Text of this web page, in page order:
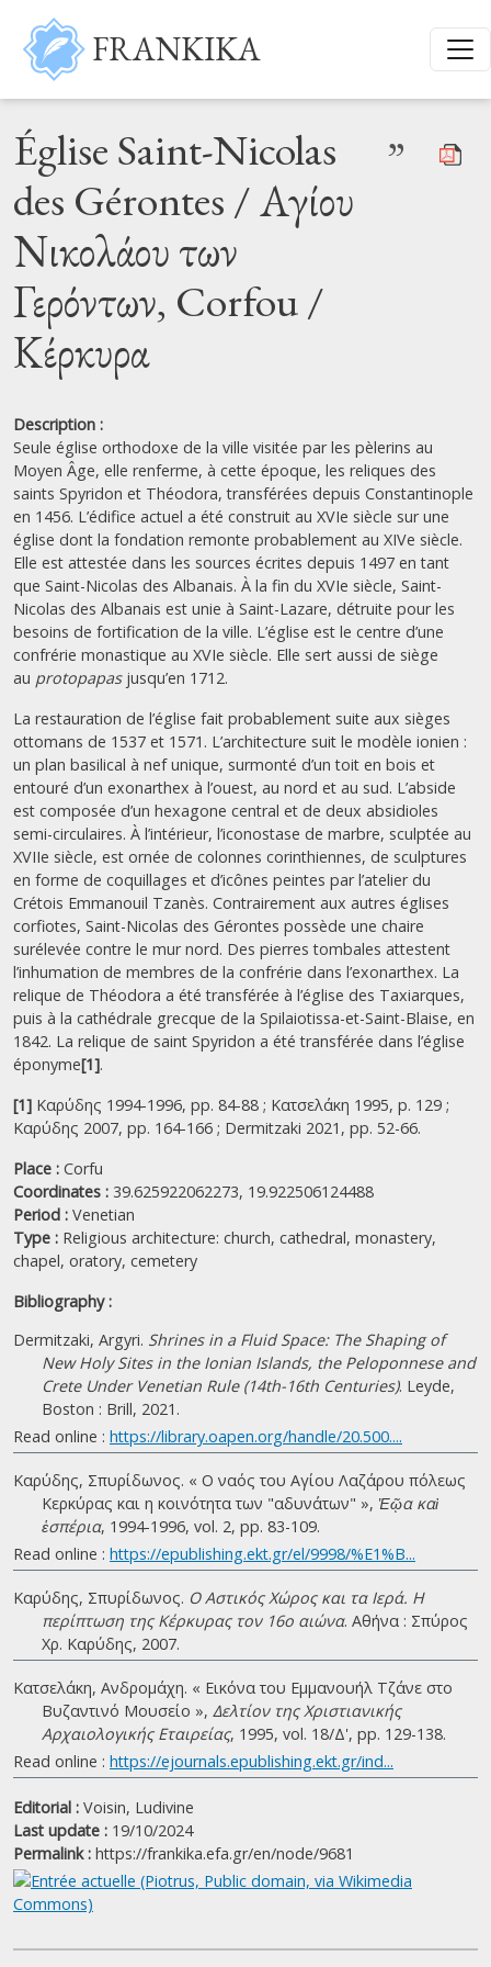
Skip to main content
FRANKIKA
Église Saint-Nicolas
des Gérontes / Αγίου
Νικολάου των
Γερόντων, Corfou /
Κέρκυρα
”
Description :
Seule église orthodoxe de la ville visitée par les pèlerins au
Moyen Âge, elle renferme, à cette époque, les reliques des
saints Spyridon et Théodora, transférées depuis Constantinople
en 1456. L’édifice actuel a été construit au XVIe siècle sur une
église dont la fondation remonte probablement au XIVe siècle.
Elle est attestée dans les sources écrites depuis 1497 en tant
que Saint-Nicolas des Albanais. À la fin du XVIe siècle, Saint-
Nicolas des Albanais est unie à Saint-Lazare, détruite pour les
besoins de fortification de la ville. L’église est le centre d’une
confrérie monastique au XVIe siècle. Elle sert aussi de siège
au protopapas jusqu’en 1712.
La restauration de l’église fait probablement suite aux sièges
ottomans de 1537 et 1571. L’architecture suit le modèle ionien :
un plan basilical à nef unique, surmonté d’un toit en bois et
entouré d’un exonarthex à l’ouest, au nord et au sud. L’abside
est composée d’un hexagone central et de deux absidioles
semi-circulaires. À l’intérieur, l’iconostase de marbre, sculptée au
XVIIe siècle, est ornée de colonnes corinthiennes, de sculptures
en forme de coquillages et d’icônes peintes par l’atelier du
Crétois Emmanouil Tzanès. Contrairement aux autres églises
corfiotes, Saint-Nicolas des Gérontes possède une chaire
surélevée contre le mur nord. Des pierres tombales attestent
l’inhumation de membres de la confrérie dans l’exonarthex. La
relique de Théodora a été transférée à l’église des Taxiarques,
puis à la cathédrale grecque de la Spilaiotissa-et-Saint-Blaise, en
1842. La relique de saint Spyridon a été transférée dans l’église
éponyme[1].
[1] Καρύδης 1994-1996, pp. 84-88 ; Κατσελάκη 1995, p. 129 ;
Καρύδης 2007, pp. 164-166 ; Dermitzaki 2021, pp. 52-66.
Place : Corfu
Coordinates : 39.625922062273, 19.922506124488
Period : Venetian
Type : Religious architecture: church, cathedral, monastery,
chapel, oratory, cemetery
Bibliography :
Dermitzaki, Argyri. Shrines in a Fluid Space: The Shaping of
New Holy Sites in the Ionian Islands, the Peloponnese and
Crete Under Venetian Rule (14th-16th Centuries). Leyde,
Boston : Brill, 2021.
Read online : https://library.oapen.org/handle/20.500....
Καρύδης, Σπυρίδωνος. « Ο ναός του Αγίου Λαζάρου πόλεως
Κερκύρας και η κοινότητα των "αδυνάτων" », Ἑῷα καὶ
ἑσπέρια, 1994-1996, vol. 2, pp. 83-109.
Read online : https://epublishing.ekt.gr/el/9998/%E1%B...
Καρύδης, Σπυρίδωνος. Ο Αστικός Χώρος και τα Ιερά. Η
περίπτωση της Κέρκυρας τον 16ο αιώνα. Αθήνα : Σπύρος
Χρ. Καρύδης, 2007.
Κατσελάκη, Ανδρομάχη. « Εικόνα του Εμμανουήλ Τζάνε στο
Βυζαντινό Μουσείο », Δελτίον της Χριστιανικής
Αρχαιολογικής Εταιρείας, 1995, vol. 18/Δ', pp. 129-138.
Read online : https://ejournals.epublishing.ekt.gr/ind...
Editorial : Voisin, Ludivine
Last update : 19/10/2024
Permalink : https://frankika.efa.gr/en/node/9681
Église Saint-Nicolas des Gérontes /